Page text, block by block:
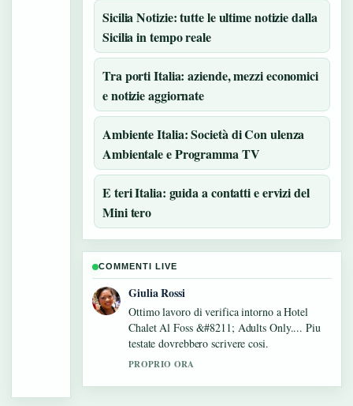
Sicilia Notizie: tutte le ultime notizie dalla
Sicilia in tempo reale
Tra porti Italia: aziende, mezzi economici
e notizie aggiornate
Ambiente Italia: Società di Con ulenza
Ambientale e Programma TV
E teri Italia: guida a contatti e ervizi del
Mini tero
COMMENTI LIVE
Giulia Rossi
Ottimo lavoro di verifica intorno a Hotel
Chalet Al Foss &#8211; Adults Only.... Piu
testate dovrebbero scrivere cosi.
PROPRIO ORA